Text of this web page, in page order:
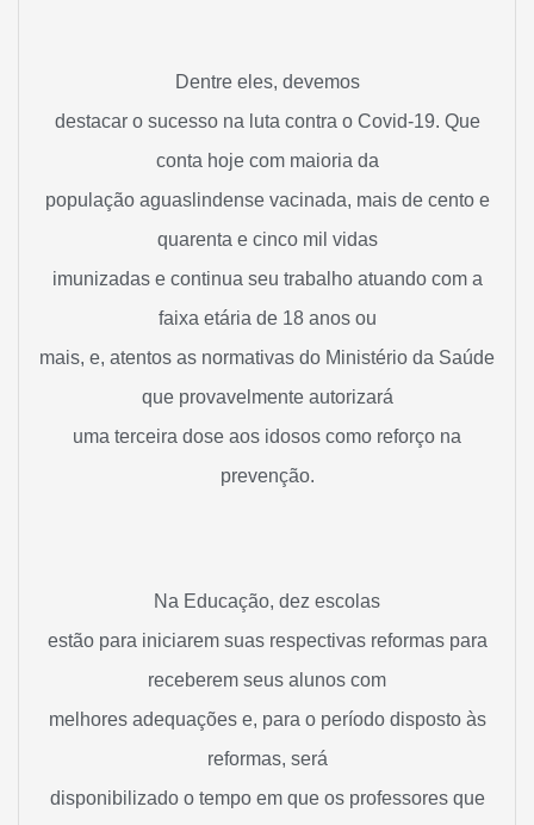
Dentre eles, devemos
destacar o sucesso na luta contra o Covid-19. Que
conta hoje com maioria da
população aguaslindense vacinada, mais de cento e
quarenta e cinco mil vidas
imunizadas e continua seu trabalho atuando com a
faixa etária de 18 anos ou
mais, e, atentos as normativas do Ministério da Saúde
que provavelmente autorizará
uma terceira dose aos idosos como reforço na
prevenção.
Na Educação, dez escolas
estão para iniciarem suas respectivas reformas para
receberem seus alunos com
melhores adequações e, para o período disposto às
reformas, será
disponibilizado o tempo em que os professores que